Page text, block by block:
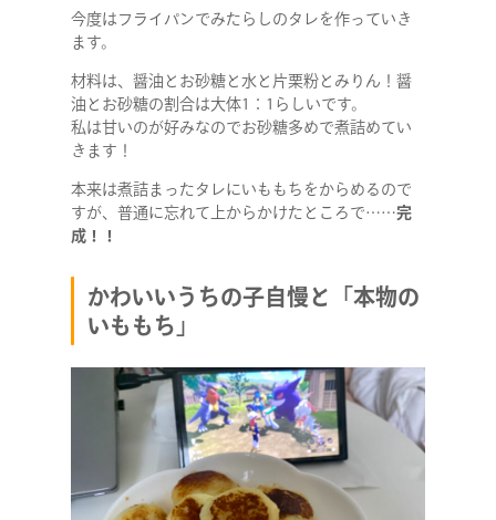
NEWS
CONTACT
RECRUIT
今度はフライパンでみたらしのタレを作っていき
ます。
材料は、醤油とお砂糖と水と片栗粉とみりん！醤
油とお砂糖の割合は大体1：1らしいです。
私は甘いのが好みなのでお砂糖多めで煮詰めてい
きます！
本来は煮詰まったタレにいももちをからめるので
すが、普通に忘れて上からかけたところで……完
成！！
かわいいうちの子自慢と「本物の
いももち」